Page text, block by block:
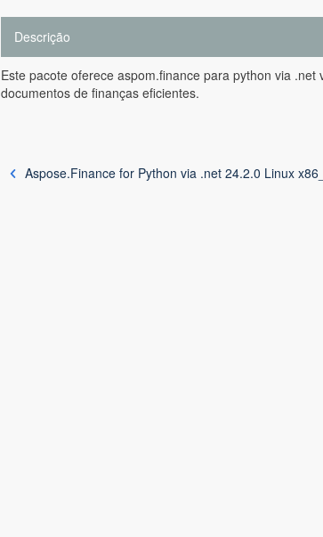
Descrição
Este pacote oferece aspom.finance para python via
documentos de finanças eficientes.
Aspose.Finance for Python via .net 24.2.0 Linux